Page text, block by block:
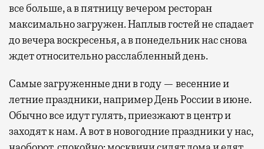
все больше, а в пятницу вечером ресторан
максимально загружен. Наплыв гостей не спадает
до вечера воскресенья, а в понедельник нас снова
ждет относительно расслабленный день.
Самые загруженные дни в году — весенние и
летние праздники, например День России в июне.
Обычно все идут гулять, приезжают в центр и
заходят к нам. А вот в новогодние праздники у нас,